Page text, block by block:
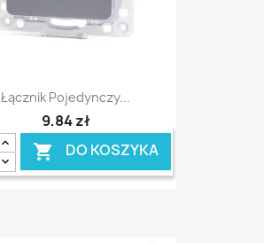
Łącznik Pojedynczy...
9,84 zł
 DO KOSZYKA